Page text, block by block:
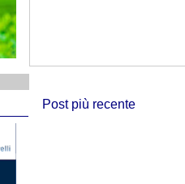
Post più recente